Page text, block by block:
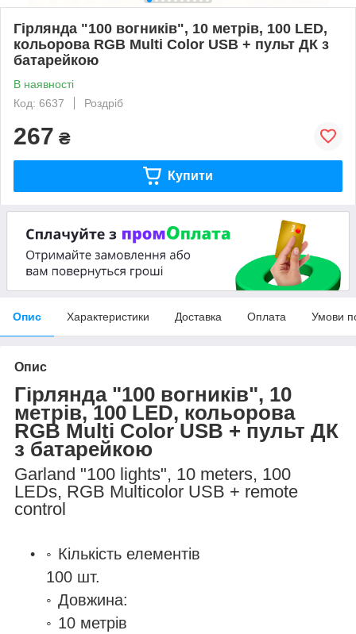
Гірлянда "100 вогників", 10 метрів, 100 LED,
кольорова RGB Multi Color USB + пульт ДК з
батарейкою
В наявності
Код: 6637
Роздріб
267 ₴
Купити
Опис Характеристики Доставка Оплата Умови
Опис
Гірлянда "100 вогників", 10
метрів, 100 LED, кольорова
RGB Multi Color USB + пульт ДК
з батарейкою
Garland "100 lights", 10 meters, 100
LEDs, RGB Multicolor USB + remote
control
Кількість елементів
100 шт.
Довжина:
10 метрів